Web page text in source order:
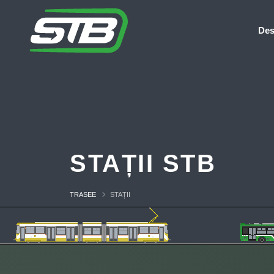
STAȚII STB
TRASEE STAȚII